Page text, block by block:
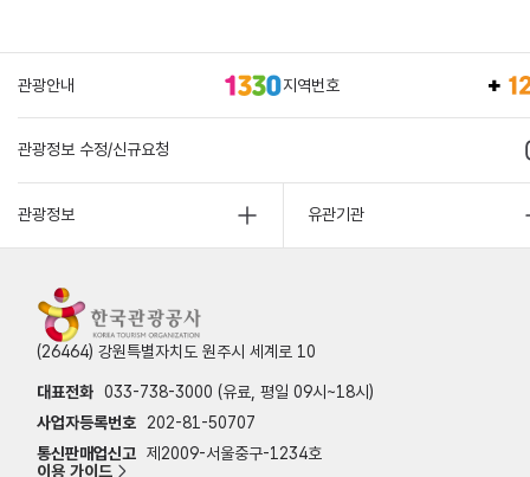
관광안내 지역번호
관광정보 수정/신규요청
관광정보 유관기관
(26464) 강원특별자치도 원주시 세계로 10
대표전화 033-738-3000 (유료, 평일 09시~18시)
사업자등록번호
202-81-50707
통신판매업신고 제2009-서울중구-1234호
이용 가이드